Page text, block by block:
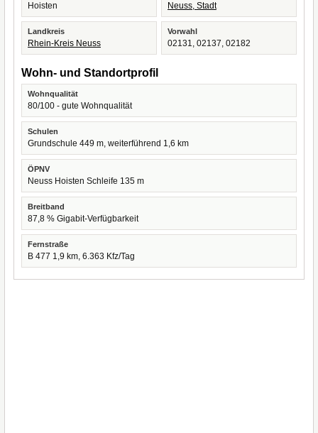
Hoisten Neuss, Stadt
Landkreis
Rhein-Kreis Neuss
Vorwahl
02131, 02137, 02182
Wohn- und Standortprofil
Wohnqualität
80/100 - gute Wohnqualität
Schulen
Grundschule 449 m, weiterführend 1,6 km
ÖPNV
Neuss Hoisten Schleife 135 m
Breitband
87,8 % Gigabit-Verfügbarkeit
Fernstraße
B 477 1,9 km, 6.363 Kfz/Tag